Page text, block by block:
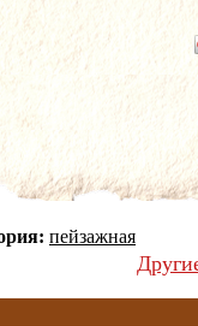
пейзажная